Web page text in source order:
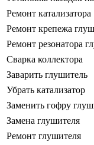
Ремонт катализатора
Ремонт крепежа
Ремонт резонатора
Сварка коллектора
Заварить глушитель
Убрать катализатор
Заменить гофру
Замена глушителя
Ремонт глушителя